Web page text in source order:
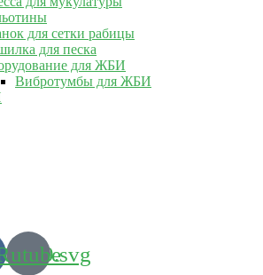
для сетки рабицы
для песка
для ЖБИ
Вибротумбы для ЖБИ